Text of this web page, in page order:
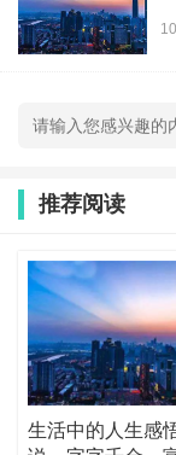
推荐阅读
生活中的人生感